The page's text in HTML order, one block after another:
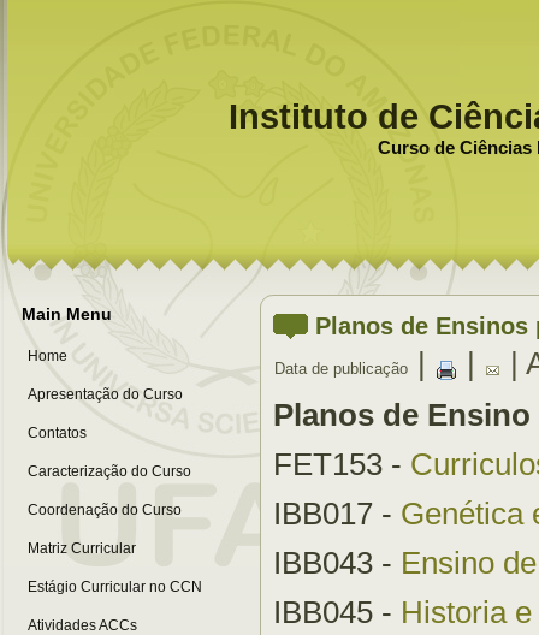
Instituto de
Curso de Ciências
Main Menu
Home
Apresentação do Curso
Contatos
Caracterização do Curso
Coordenação do Curso
Matriz Curricular
Estágio Curricular no CCN
Atividades ACCs
Planos de Ensinos
Data de publicação
|
Planos de Ensino
FET153 -
IBB017 - Genética
IBB043 - Ensino
IBB045 - Historia